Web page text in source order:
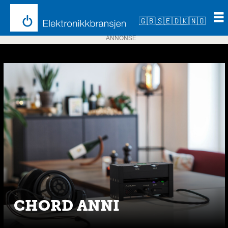
🇬🇧🇸🇪🇩🇰🇳🇴
Emne:
chord
electronics
ANNONSE
CHORD ANNI